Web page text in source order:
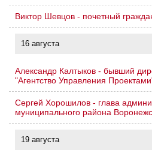
Виктор Шевцов - почетный
16 августа
Александр Калтыков - бывший
"Агентство Управления
Сергей Хорошилов - глава
муниципального района
19 августа